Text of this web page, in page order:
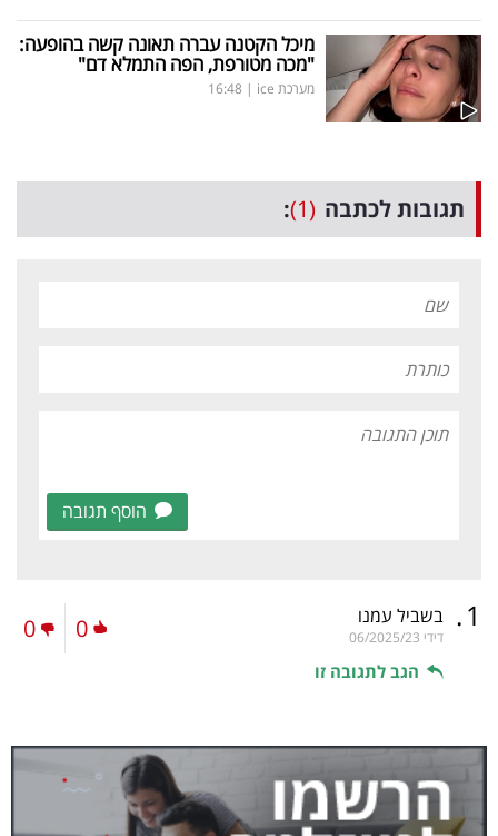
מיכל הקטנה עברה תאונה קשה בהופעה:
"מכה מטורפת, הפה התמלא דם"
מערכת ice |
16:48
תגובות לכתבה (1)
:
הוסף תגובה
1
. בשביל עמנו
דידי 06/2025/23
הגב לתגובה זו
0
0